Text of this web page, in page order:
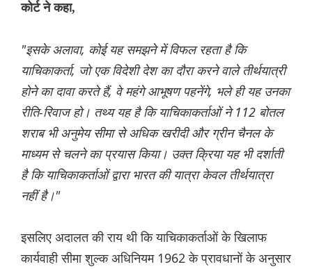
कोर्ट ने कहा,
"इसके अलावा, कोई यह समझने में विफल रहता है कि
याचिकाकर्ता, जो एक विदेशी देश का दौरा करने वाले तीर्थयात्री
होने का दावा करते हैं, वे महंगे आभूषण पहनेंगे, भले ही यह उनका
रीति-रिवाज हो। तथ्य यह है कि याचिकाकर्ताओं ने 112 बोतल
शराब भी अनुमेय सीमा से अधिक खरीदी और ग्रीन चैनल के
माध्यम से चलने का प्रयास किया। उक्त क्रिया यह भी दर्शाती
है कि याचिकाकर्ताओं द्वारा भारत की यात्रा केवल तीर्थयात्रा
नहीं है।"
इसलिए अदालत की राय थी कि याचिकाकर्ताओं के खिलाफ
कार्यवाही सीमा शुल्क अधिनियम 1962 के प्रावधानों के अनुसार